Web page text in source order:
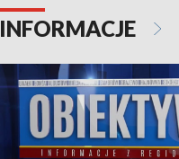
INFORMACJE